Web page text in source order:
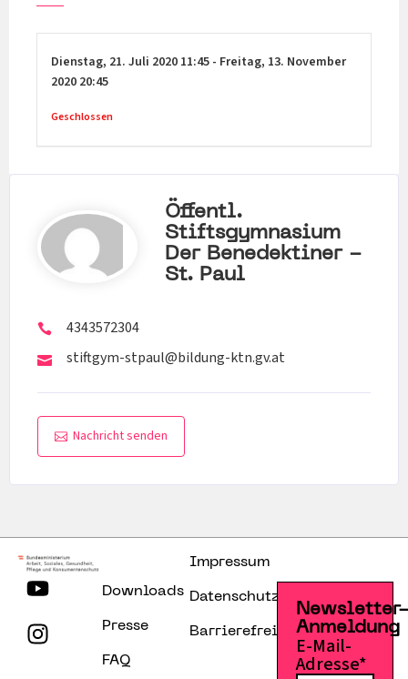
Dienstag, 21. Juli 2020 11:45 - Freitag, 13. November
2020 20:45
Geschlossen
Öffentl.
Stiftsgymnasium
Der Benedektiner -
St. Paul
4343572304
stiftgym-stpaul@bildung-ktn.gv.at
Nachricht senden
Downloads
Presse
FAQ
Impressum
Datenschutzerklärung
Barrierefreiheitserklärung
Anmeldung
E-Mail-
Adresse*